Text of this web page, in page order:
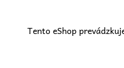
Tento eShop